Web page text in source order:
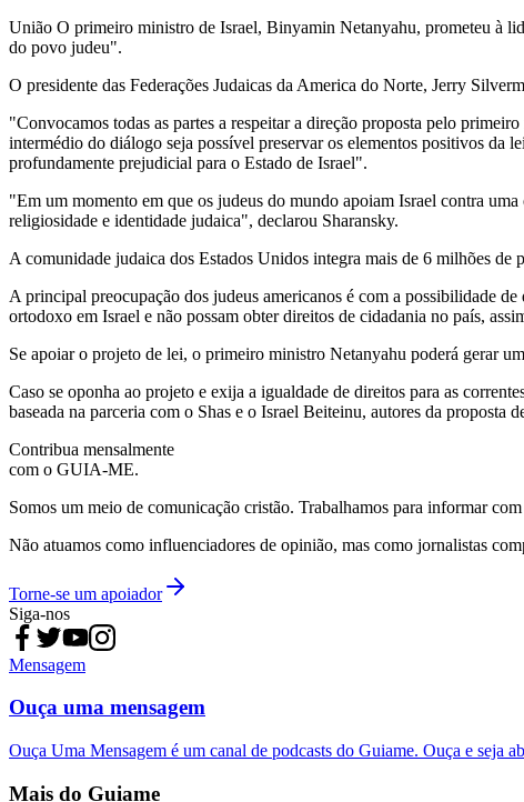
União O primeiro ministro de Israel, Binyamin Netanyahu, prometeu à
do povo judeu".
O presidente das Federações Judaicas da America do Norte, Jerry
"Convocamos todas as partes a respeitar a direção proposta pelo
intermédio do diálogo seja possível preservar os elementos positivos
profundamente prejudicial para o Estado de Israel".
"Em um momento em que os judeus do mundo apoiam Israel contra
religiosidade e identidade judaica", declarou Sharansky.
A comunidade judaica dos Estados Unidos integra mais de 6 milhões de
A principal preocupação dos judeus americanos é com a possibilidade
ortodoxo em Israel e não possam obter direitos de cidadania no país,
Se apoiar o projeto de lei, o primeiro ministro Netanyahu poderá gerar
Caso se oponha ao projeto e exija a igualdade de direitos para as
baseada na parceria com o Shas e o Israel Beiteinu, autores da proposta
Contribua mensalmente
com o GUIA-ME.
Somos um meio de comunicação cristão. Trabalhamos para informar
Não atuamos como influenciadores de opinião, mas como jornalistas
Torne-se um apoiador
Siga-nos
Mensagem
Ouça uma mensagem
Ouça Uma Mensagem é um canal de podcasts do Guiame. Ouça e seja
Mais do Guiame